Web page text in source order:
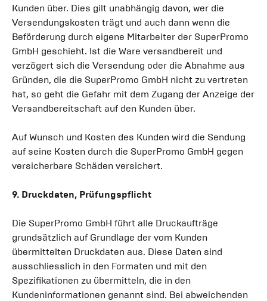
Kunden über. Dies gilt unabhängig davon, wer die
Versendungskosten trägt und auch dann wenn die
Beförderung durch eigene Mitarbeiter der SuperPromo
GmbH geschieht. Ist die Ware versandbereit und
verzögert sich die Versendung oder die Abnahme aus
Gründen, die die SuperPromo GmbH nicht zu vertreten
hat, so geht die Gefahr mit dem Zugang der Anzeige der
Versandbereitschaft auf den Kunden über.
Auf Wunsch und Kosten des Kunden wird die Sendung
auf seine Kosten durch die SuperPromo GmbH gegen
versicherbare Schäden versichert.
9. Druckdaten, Prüfungspflicht
Die SuperPromo GmbH führt alle Druckaufträge
grundsätzlich auf Grundlage der vom Kunden
übermittelten Druckdaten aus. Diese Daten sind
ausschliesslich in den Formaten und mit den
Spezifikationen zu übermitteln, die in den
Kundeninformationen genannt sind. Bei abweichenden